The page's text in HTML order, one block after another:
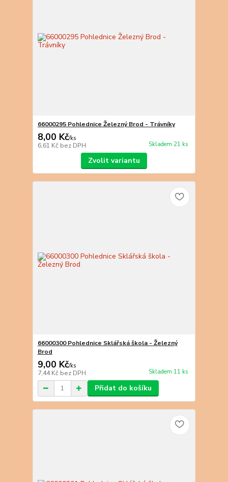
66000295 Pohlednice Železný Brod - Trávníky
8,00 Kč/ks
6,61 Kč bez DPH Skladem 21 ks
Zvolit variantu
66000300 Pohlednice Sklářská škola - Železný
Brod
9,00 Kč/ks
7,44 Kč bez DPH Skladem 11 ks
Přidat do košíku